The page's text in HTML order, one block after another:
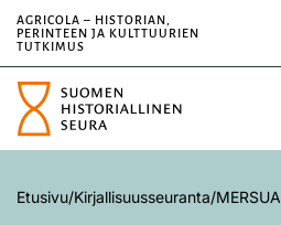
AGRICOLA – HISTORIAN,
PERINTEEN JA KULTTUURIEN
TUTKIMUS
Etusivu/Kirjallisuusseuranta/